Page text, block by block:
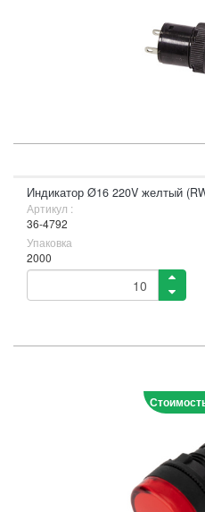
Индикатор Ø16 220V желтый
Артикул :
36-4792
Упаковка
2000